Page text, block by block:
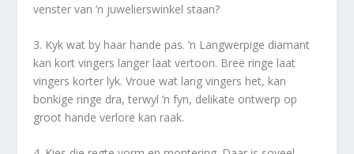
venster van ’n juwelierswinkel staan?
3. Kyk wat by haar hande pas. ’n Langwerpige diamant
kan kort vingers langer laat vertoon. Breë ringe laat
vingers korter lyk. Vroue wat lang vingers het, kan
bonkige ringe dra, terwyl ’n fyn, delikate ontwerp op
groot hande verlore kan raak.